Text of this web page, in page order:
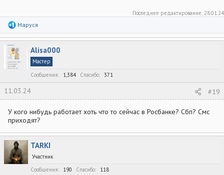
Последнее редактирование: 28.01.24
Р
а
ц
и
и
Маруся
Alisa000
Мастер
Сообщения
1,384 Спасибо 371
11.03.24 #19
У кого нибудь работает хоть что то сейчас в Росбанке? Сбп? Смс
приходят?
TARKI
Участник
Сообщения
190 Спасибо 118